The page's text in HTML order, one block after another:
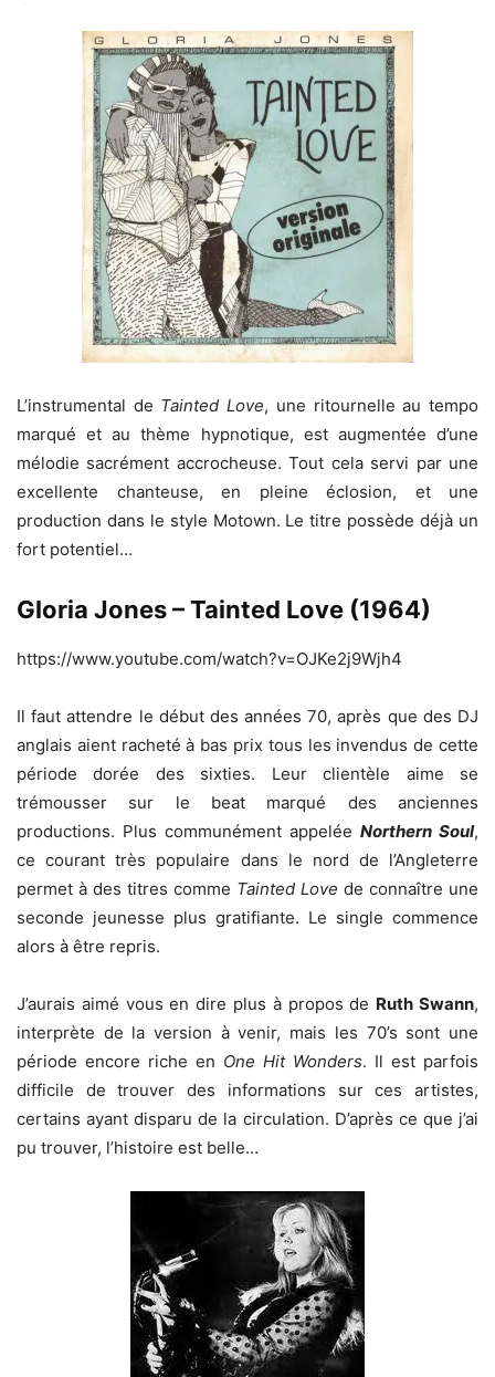
L’instrumental de Tainted Love, une ritournelle au tempo
marqué et au thème hypnotique, est augmentée d’une
mélodie sacrément accrocheuse. Tout cela servi par une
excellente chanteuse, en pleine éclosion, et une
production dans le style Motown. Le titre possède déjà un
fort potentiel…
Gloria Jones – Tainted Love (1964)
https://www.youtube.com/watch?v=OJKe2j9Wjh4
Il faut attendre le début des années 70, après que des DJ
anglais aient racheté à bas prix tous les invendus de cette
période dorée des sixties. Leur clientèle aime se
trémousser sur le beat marqué des anciennes
productions. Plus communément appelée Northern Soul,
ce courant très populaire dans le nord de l’Angleterre
permet à des titres comme Tainted Love de connaître une
seconde jeunesse plus gratifiante. Le single commence
alors à être repris.
J’aurais aimé vous en dire plus à propos de Ruth Swann,
interprète de la version à venir, mais les 70’s sont une
période encore riche en One Hit Wonders. Il est parfois
difficile de trouver des informations sur ces artistes,
certains ayant disparu de la circulation. D’après ce que j’ai
pu trouver, l’histoire est belle…